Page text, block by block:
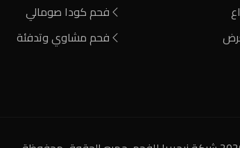
فحم كودا صومالي
فحم مشاوي وتدفئة